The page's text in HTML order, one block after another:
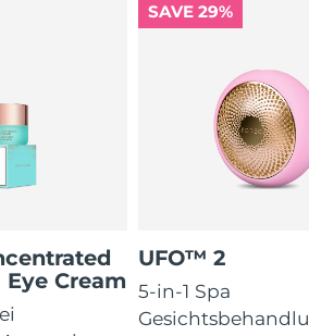
Cream
SAVE 29%
UFO™ 2
5-in-1 Spa